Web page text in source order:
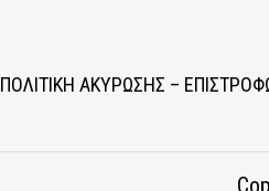
ΠΟΛΙΤΙΚΗ ΑΚΥΡΩΣΗΣ –